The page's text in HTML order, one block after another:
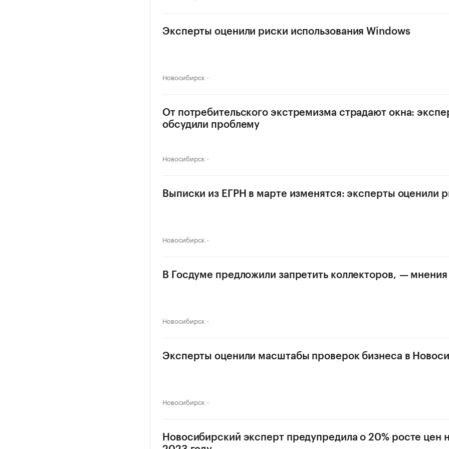
Эксперты оценили риски использования Windows
Новосибирск
От потребительского экстремизма страдают окна:
обсудили проблему
Новосибирск
Выписки из ЕГРН в марте изменятся: эксперты оценили
Новосибирск
В Госдуме предложили запретить коллекторов, —
Новосибирск
Эксперты оценили масштабы проверок бизнеса в
Новосибирск
Новосибирский эксперт предупредила о 20% росте цен